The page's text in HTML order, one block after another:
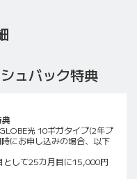
ュバック特典
典
光 10ギガタイプ(2年プ
にお申し込みの場合、以下
として25カ月目に15,000円